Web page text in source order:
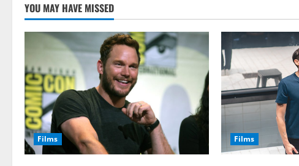
YOU MAY HAVE MISSED
Films Films